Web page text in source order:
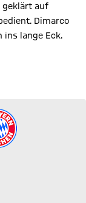
geklärt auf
Dimarco
lange Eck.